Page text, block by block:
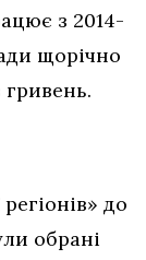
з 2014-
щорічно
гривень.
до
обрані